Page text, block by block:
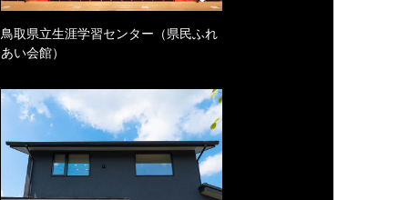
鳥取県立生涯学習センター（県民ふれ
あい会館）